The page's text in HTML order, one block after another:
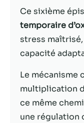
Ce sixième
temporaire
stress
capacité
Le mécanisme
multiplication
ce même
une régulation